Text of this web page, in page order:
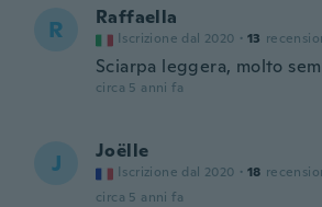
R Raffaella
Iscrizione dal 2020 · 13
Sciarpa leggera, molto
circa 5 anni fa
J Joëlle
Iscrizione dal 2020 · 18
circa 5 anni fa